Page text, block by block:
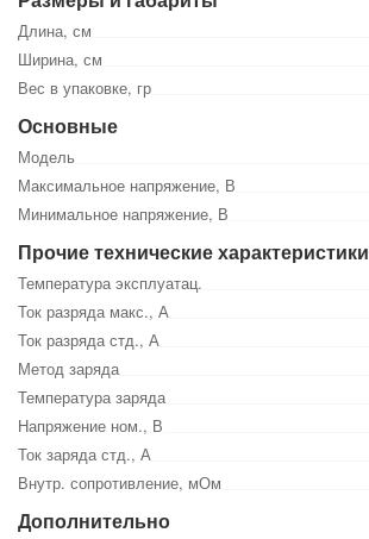
Длина, см
Ширина, см
Вес в упаковке, гр
Основные
Модель
Максимальное напряжение, В
Минимальное напряжение, В
Прочие технические характеристики
Температура эксплуатац.
Ток разряда макс., А
Ток разряда стд., А
Метод заряда
Температура заряда
Напряжение ном., В
Ток заряда стд., А
Внутр. сопротивление, мОм
Дополнительно